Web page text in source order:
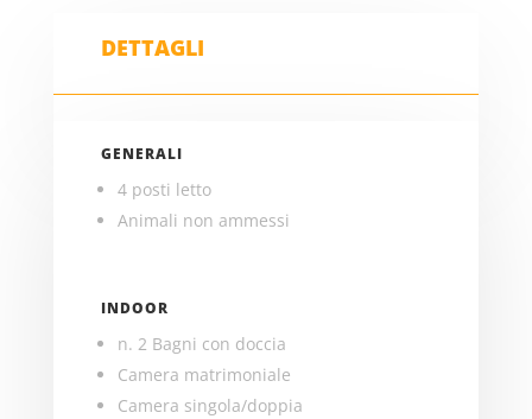
DETTAGLI
GENERALI
4 posti letto
Animali non ammessi
INDOOR
n. 2 Bagni con doccia
Camera matrimoniale
Camera singola/doppia